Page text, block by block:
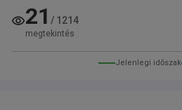
21 / 1214
megtekintés
Jelenlegi időszak